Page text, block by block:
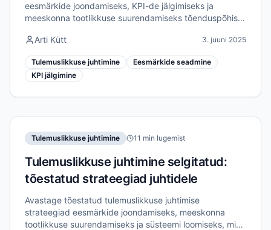
eesmärkide joondamiseks, KPI-de jälgimiseks ja
meeskonna tootlikkuse suurendamiseks tõenduspõhiste
Arti Kütt
3. juuni 2025
Tulemuslikkuse juhtimine
Eesmärkide seadmine
KPI jälgimine
Tulemuslikkuse juhtimine 11 min lugemist
Tulemuslikkuse juhtimine selgitatud:
tõestatud strateegiad juhtidele
Avastage tõestatud tulemuslikkuse juhtimise
strateegiad eesmärkide joondamiseks, meeskonna
tootlikkuse suurendamiseks ja süsteemi loomiseks, mis